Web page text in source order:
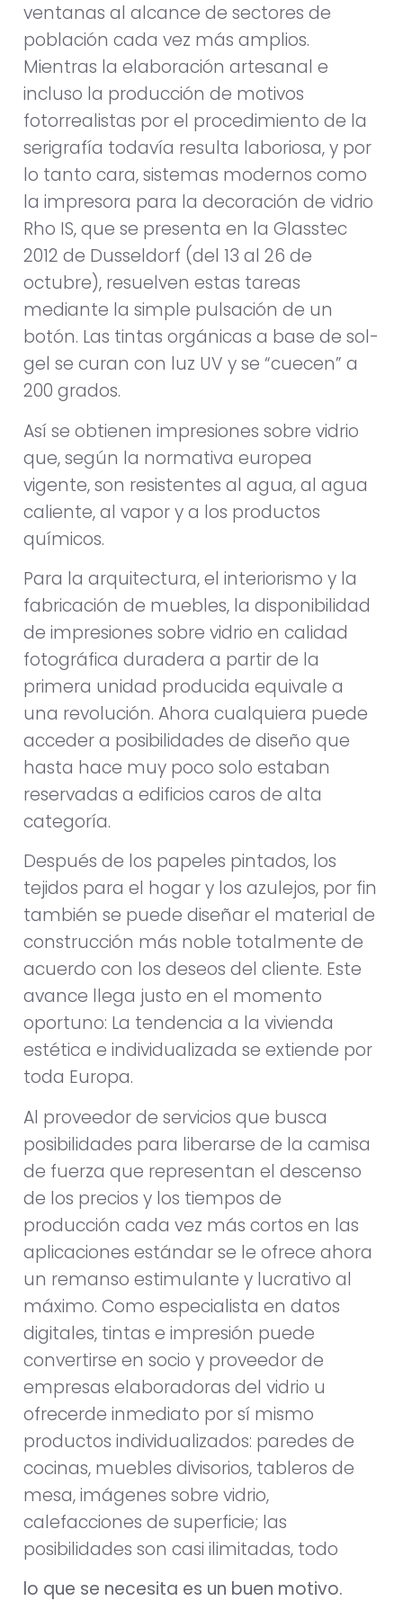
ventanas al alcance de sectores de
población cada vez más amplios.
Mientras la elaboración artesanal e
incluso la producción de motivos
fotorrealistas por el procedimiento de la
serigrafía todavía resulta laboriosa, y por
lo tanto cara, sistemas modernos como
la impresora para la decoración de vidrio
Rho IS, que se presenta en la Glasstec
2012 de Dusseldorf (del 13 al 26 de
octubre), resuelven estas tareas
mediante la simple pulsación de un
botón. Las tintas orgánicas a base de sol-
gel se curan con luz UV y se “cuecen” a
200 grados.
Así se obtienen impresiones sobre vidrio
que, según la normativa europea
vigente, son resistentes al agua, al agua
caliente, al vapor y a los productos
químicos.
Para la arquitectura, el interiorismo y la
fabricación de muebles, la disponibilidad
de impresiones sobre vidrio en calidad
fotográfica duradera a partir de la
primera unidad producida equivale a
una revolución. Ahora cualquiera puede
acceder a posibilidades de diseño que
hasta hace muy poco solo estaban
reservadas a edificios caros de alta
categoría.
Después de los papeles pintados, los
tejidos para el hogar y los azulejos, por fin
también se puede diseñar el material de
construcción más noble totalmente de
acuerdo con los deseos del cliente. Este
avance llega justo en el momento
oportuno: La tendencia a la vivienda
estética e individualizada se extiende por
toda Europa.
Al proveedor de servicios que busca
posibilidades para liberarse de la camisa
de fuerza que representan el descenso
de los precios y los tiempos de
producción cada vez más cortos en las
aplicaciones estándar se le ofrece ahora
un remanso estimulante y lucrativo al
máximo. Como especialista en datos
digitales, tintas e impresión puede
convertirse en socio y proveedor de
empresas elaboradoras del vidrio u
ofrecerde inmediato por sí mismo
productos individualizados: paredes de
cocinas, muebles divisorios, tableros de
mesa, imágenes sobre vidrio,
calefacciones de superficie; las
posibilidades son casi ilimitadas, todo
lo que se necesita es un buen motivo.